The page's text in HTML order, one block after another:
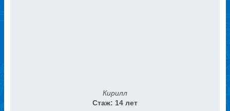
Кирилл
Стаж: 14 лет